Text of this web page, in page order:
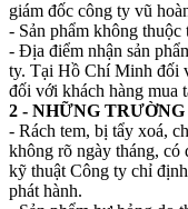
giám đốc công ty vũ
- Sản phẩm không
- Địa điểm nhận sản
ty. Tại Hồ Chí Minh đối
đối với khách hàng mua
2 - NHỮNG
- Rách tem, bị tẩy xoá,
không rõ ngày tháng, có
kỹ thuật Công ty chỉ
phát hành.